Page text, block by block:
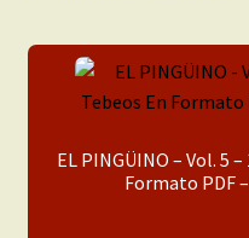
Porno 3D
Inéditas
Demos
los
EL PINGÜINO – Vol. 5
Formato PDF